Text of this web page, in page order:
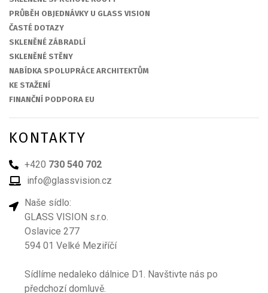
PRŮBĚH OBJEDNÁVKY U GLASS VISION
ČASTÉ DOTAZY
SKLENĚNÉ ZÁBRADLÍ
SKLENĚNÉ STĚNY
NABÍDKA SPOLUPRÁCE ARCHITEKTŮM
KE STAŽENÍ
FINANČNÍ PODPORA EU
KONTAKTY
+420 730 540 702
info@glassvision.cz
Naše sídlo:
GLASS VISION s.r.o.
Oslavice 277
594 01 Velké Meziříčí
Sídlíme nedaleko dálnice D1. Navštivte nás po
předchozí domluvě.